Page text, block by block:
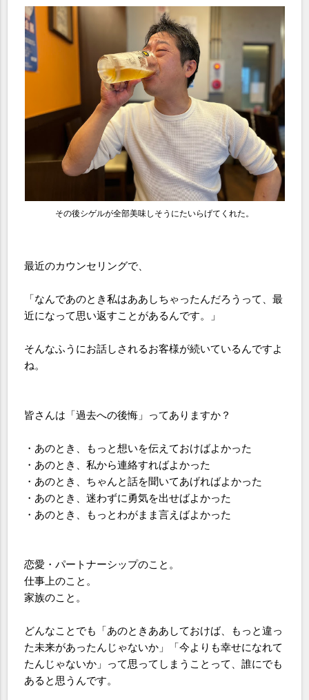
その後シゲルが全部美味しそうにたいらげてくれた。
最近のカウンセリングで、
「なんであのとき私はああしちゃったんだろうって、最
近になって思い返すことがあるんです。」
そんなふうにお話しされるお客様が続いているんですよ
ね。
皆さんは「過去への後悔」ってありますか？
・あのとき、もっと想いを伝えておけばよかった
・あのとき、私から連絡すればよかった
・あのとき、ちゃんと話を聞いてあげればよかった
・あのとき、迷わずに勇気を出せばよかった
・あのとき、もっとわがまま言えばよかった
恋愛・パートナーシップのこと。
仕事上のこと。
家族のこと。
どんなことでも「あのときああしておけば、もっと違っ
た未来があったんじゃないか」「今よりも幸せになれて
たんじゃないか」って思ってしまうことって、誰にでも
あると思うんです。